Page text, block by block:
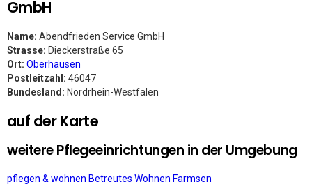
GmbH
Name: Abendfrieden Service GmbH
Strasse: Dieckerstraße 65
Ort: Oberhausen
Postleitzahl: 46047
Bundesland: Nordrhein-Westfalen
auf der Karte
weitere Pflegeeinrichtungen in der Umgebung
pflegen & wohnen Betreutes Wohnen Farmsen